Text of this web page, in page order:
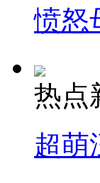
愤怒
热点
超萌